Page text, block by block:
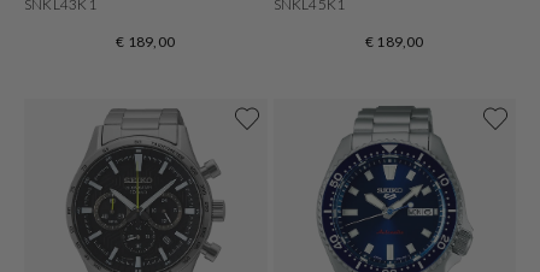
SNKL43K1
€ 189,00
SNKL45K1
€ 189,00